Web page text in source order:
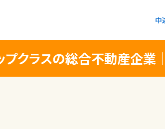
中
ラスの総合不動産企業｜